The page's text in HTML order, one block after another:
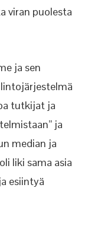
viran puolesta
ja sen
tutkijat ja
ja
median ja
liki sama asia
esiintyä